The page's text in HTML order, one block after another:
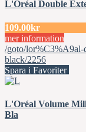
L'Oréal Double
109.00kr
mer information
/goto/lor%C3%A9al-
black/2256
Spara i Favoriter
L'Oréal Volume
Bla